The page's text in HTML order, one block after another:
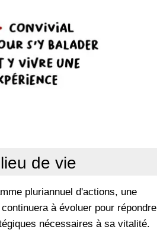
de vie
pluriannuel d'actions, une
à évoluer pour répondre
nécessaires à sa vitalité.